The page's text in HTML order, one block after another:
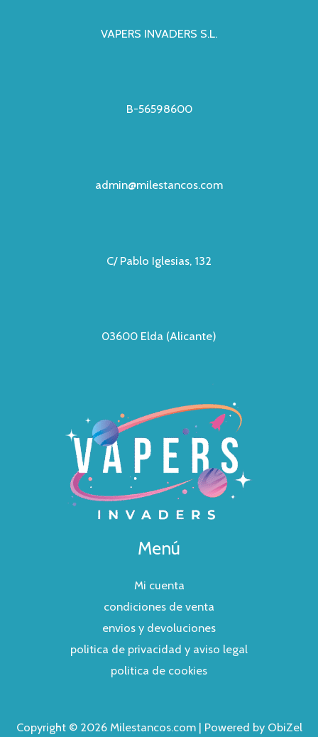
VAPERS INVADERS S.L.
B-56598600
admin@milestancos.com
C/ Pablo Iglesias, 132
03600 Elda (Alicante)
Menú
Mi cuenta
condiciones de venta
envios y devoluciones
politica de privacidad y aviso legal
politica de cookies
Copyright © 2026 Milestancos.com | Powered by ObiZel